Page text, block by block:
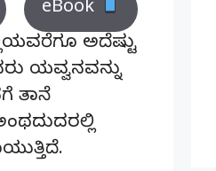
eBook
ಅದೆಷ್ಟು
ಯವ್ವನವನ್ನು
ತಾನೆ